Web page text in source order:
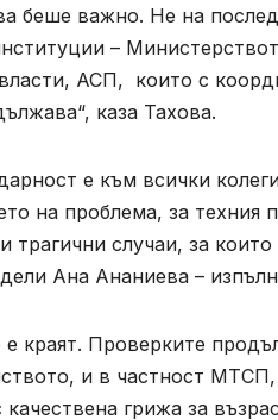
беше важно. Не на
–
АСП, които с
каза Тахова.
е към всички
на проблема, за
трагични случаи, за
Ана Ананиева –
краят. Проверките
и в частност
грижа за